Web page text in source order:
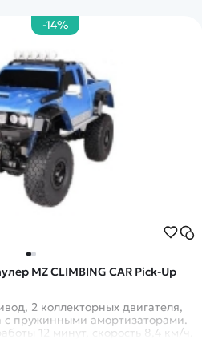
-14%
MZ CLIMBING CAR Pick-Up
2 коллекторных двигателя,
с пружинными амортизаторами.
12 минут, скорость 8,4 км/ч.